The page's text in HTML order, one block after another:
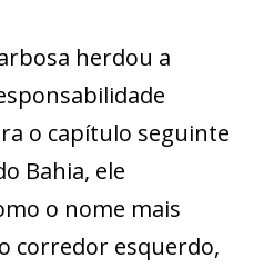
herdou a
o capítulo seguinte
Bahia, ele
o nome mais
corredor esquerdo,